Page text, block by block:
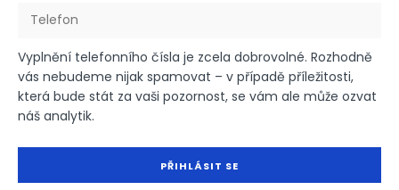
Vyplnění telefonního čísla je zcela dobrovolné. Rozhodně
vás nebudeme nijak spamovat – v případě příležitosti,
která bude stát za vaši pozornost, se vám ale může ozvat
náš analytik.